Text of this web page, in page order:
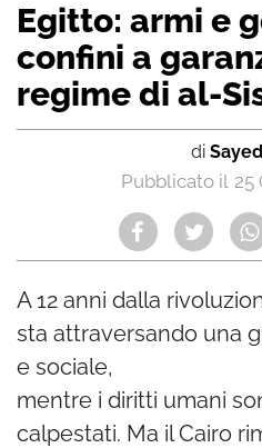
Egitto: armi e
confini a
regime di al-
di
25
A 12 anni dalla
sta attraversando una
e sociale,
mentre i diritti umani
calpestati. Ma il Cairo